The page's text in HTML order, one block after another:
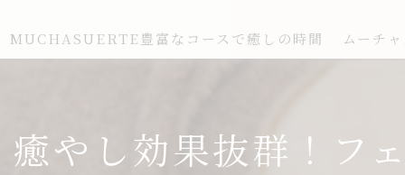
MUCHASUERTE豊富なコースで癒しの時間 ムーチ
癒やし効果抜群！フ